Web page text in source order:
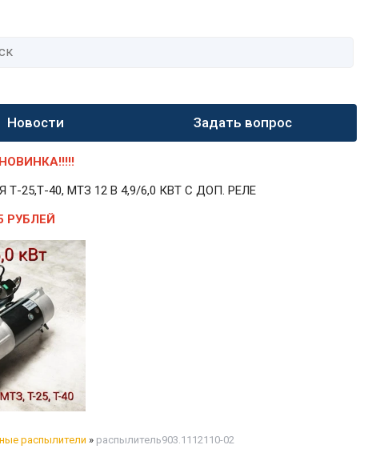
Новости Задать вопрос
25,Т-40, МТЗ 12 В 4,9/6,0 КВТ С ДОП. РЕЛЕ
РУБЛЕЙ
распылители » распылитель903.1112110-02